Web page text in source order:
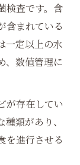
検査です。含
含まれている
一定以上の水
、数値管理に
が存在してい
類があり、
を進行させる